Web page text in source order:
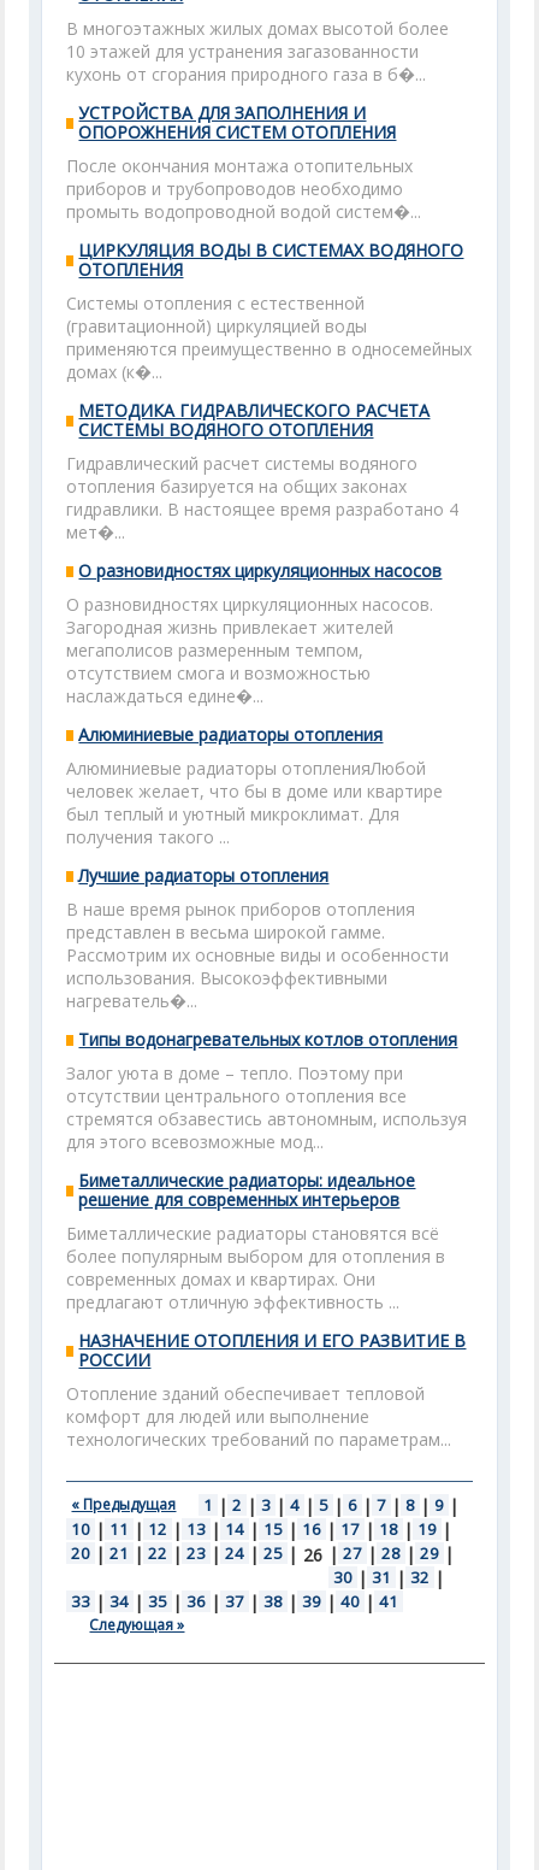
В многоэтажных жилых домах высотой более
10 этажей для устранения загазованности
кухонь от сгорания природного газа в б�...
УСТРОЙСТВА ДЛЯ ЗАПОЛНЕНИЯ И
ОПОРОЖНЕНИЯ СИСТЕМ ОТОПЛЕНИЯ
После окончания монтажа отопительных
приборов и трубопроводов необходимо
промыть водопроводной водой систем�...
ЦИРКУЛЯЦИЯ ВОДЫ В СИСТЕМАХ ВОДЯНОГО
ОТОПЛЕНИЯ
Системы отопления с естественной
(гравитационной) циркуляцией воды
применяются преимущественно в односемейных
домах (к�...
МЕТОДИКА ГИДРАВЛИЧЕСКОГО РАСЧЕТА
СИСТЕМЫ ВОДЯНОГО ОТОПЛЕНИЯ
Гидравлический расчет системы водяного
отопления базируется на общих законах
гидравлики. В настоящее время разработано 4
мет�...
О разновидностях циркуляционных насосов
О разновидностях циркуляционных насосов.
Загородная жизнь привлекает жителей
мегаполисов размеренным темпом,
отсутствием смога и возможностью
наслаждаться едине�...
Алюминиевые радиаторы отопления
Алюминиевые радиаторы отопленияЛюбой
человек желает, что бы в доме или квартире
был теплый и уютный микроклимат. Для
получения такого ...
Лучшие радиаторы отопления
В наше время рынок приборов отопления
представлен в весьма широкой гамме.
Рассмотрим их основные виды и особенности
использования. Высокоэффективными
нагреватель�...
Типы водонагревательных котлов отопления
Залог уюта в доме – тепло. Поэтому при
отсутствии центрального отопления все
стремятся обзавестись автономным, используя
для этого всевозможные мод...
Биметаллические радиаторы: идеальное
решение для современных интерьеров
Биметаллические радиаторы становятся всё
более популярным выбором для отопления в
современных домах и квартирах. Они
предлагают отличную эффективность ...
НАЗНАЧЕНИЕ ОТОПЛЕНИЯ И ЕГО РАЗВИТИЕ В
РОССИИ
Отопление зданий обеспечивает тепловой
комфорт для людей или выполнение
технологических требований по параметрам...
« Предыдущая 1 | 2 | 3 | 4 | 5 | 6 | 7 | 8 | 9 |
10 | 11 | 12 | 13 | 14 | 15 | 16 | 17 | 18 | 19 |
20 | 21 | 22 | 23 | 24 | 25 | 26 | 27 | 28 | 29 |
30 | 31 | 32 |
33 | 34 | 35 | 36 | 37 | 38 | 39 | 40 | 41
Следующая »